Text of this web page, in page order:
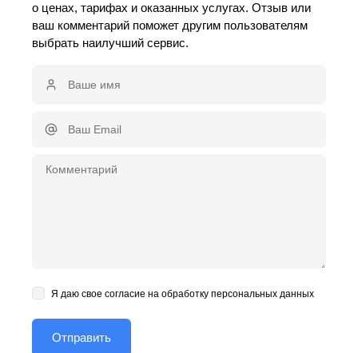
о ценах, тарифах и оказанных услугах. Отзыв или
ваш комментарий поможет другим пользователям
выбрать наилучший сервис.
Я даю свое согласие на обработку персональных данных